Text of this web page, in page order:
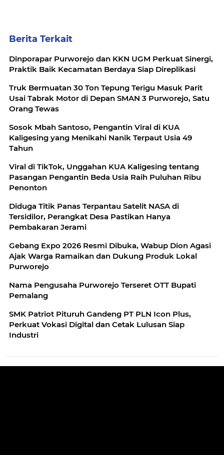
Berita Terkait
Dinporapar Purworejo dan KKN UGM Perkuat Sinergi,
Praktik Baik Kecamatan Berdaya Siap Direplikasi
Truk Bermuatan 30 Ton Tepung Terigu Masuk Parit
Usai Tabrak Motor di Depan SMAN 3 Purworejo, Satu
Orang Tewas
Sosok Mbah Santoso, Pengantin Viral di KUA
Kaligesing yang Menikahi Nanik Terpaut Usia 49
Tahun
Viral di TikTok, Unggahan KUA Kaligesing tentang
Pasangan Pengantin Beda Usia Raih Puluhan Ribu
Penonton
Diduga Titik Panas Terpantau Satelit NASA di
Tersidilor, Perangkat Desa Pastikan Hanya
Pembakaran Jerami
Gebang Expo 2026 Resmi Dibuka, Wabup Dion Agasi
Ajak Warga Ramaikan dan Dukung Produk Lokal
Purworejo
Nama Pengusaha Purworejo Terseret OTT Bupati
Pemalang
SMK Patriot Pituruh Gandeng PT PLN Icon Plus,
Perkuat Vokasi Digital dan Cetak Lulusan Siap
Industri